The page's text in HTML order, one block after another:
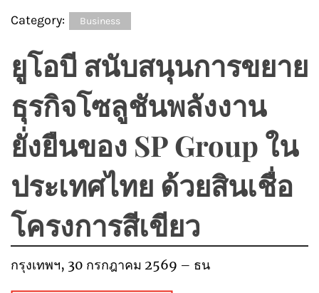
Category: Business
ยูโอบี สนับสนุนการขยาย
ธุรกิจโซลูชันพลังงาน
ยั่งยืนของ SP Group ใน
ประเทศไทย ด้วยสินเชื่อ
โครงการสีเขียว
กรุงเทพฯ, 30 กรกฎาคม 2569 – ธน